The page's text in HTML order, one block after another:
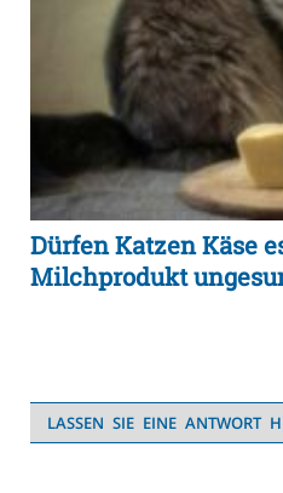
Dürfen Katzen Käse
Milchprodukt
LASSEN SIE EINE ANTWORT